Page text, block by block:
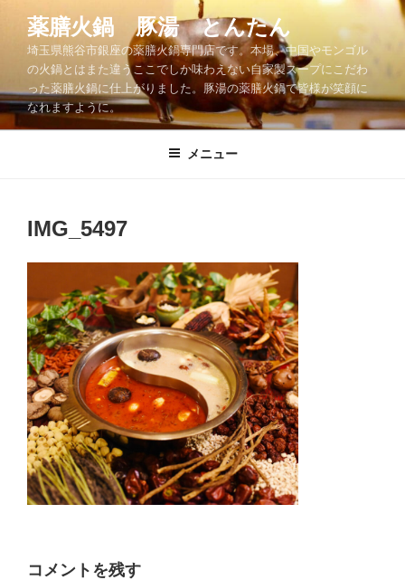
ツ
へ
薬膳火鍋 豚湯 とんたん
埼玉県熊谷市銀座の薬膳火鍋専門店です。本場、中国やモンゴル
の火鍋とはまた違うここでしか味わえない自家製スープにこだわ
った薬膳火鍋に仕上がりました。豚湯の薬膳火鍋で皆様が笑顔に
なれますように。
メニュー
IMG_5497
コメントを残す